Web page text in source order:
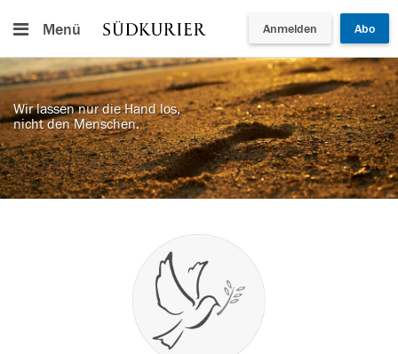
Menü Anmelden Abo
Wir lassen nur die Hand los,
nicht den Menschen.